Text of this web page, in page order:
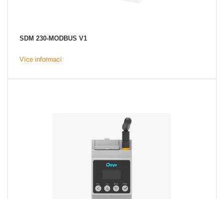
SDM 230-MODBUS V1
Více informací